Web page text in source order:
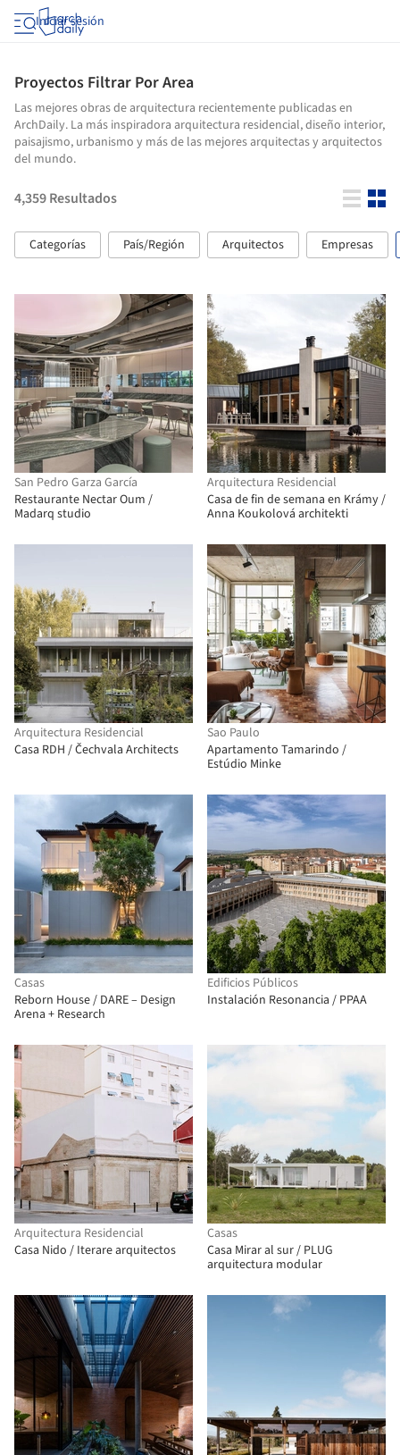
Iniciar sesión
Proyectos Filtrar Por Area
Las mejores obras de arquitectura recientemente publicadas en
ArchDaily. La más inspiradora arquitectura residencial, diseño interior,
paisajismo, urbanismo y más de las mejores arquitectas y arquitectos
del mundo.
4,359Resultados
Categorías País/Región Arquitectos Empresas
San Pedro Garza García
Restaurante Nectar Oum /
Madarq studio
Arquitectura Residencial
Casa de fin de semana en Krámy /
Anna Koukolová architekti
Arquitectura Residencial
Casa RDH / Čechvala Architects
Sao Paulo
Apartamento Tamarindo /
Estúdio Minke
Casas
Reborn House / DARE – Design
Arena + Research
Edificios Públicos
Instalación Resonancia / PPAA
Arquitectura Residencial
Casa Nido / Iterare arquitectos
Casas
Casa Mirar al sur / PLUG
arquitectura modular